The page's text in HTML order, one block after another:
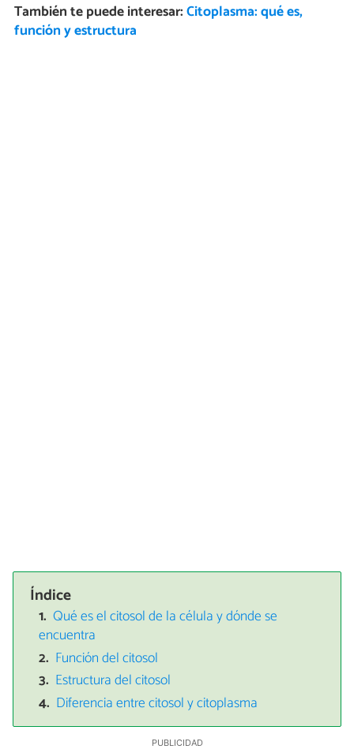
También te puede interesar:Citoplasma: qué es,
función y estructura
Índice
Qué es el citosol de la célula y dónde se
encuentra
Función del citosol
Estructura del citosol
Diferencia entre citosol y citoplasma